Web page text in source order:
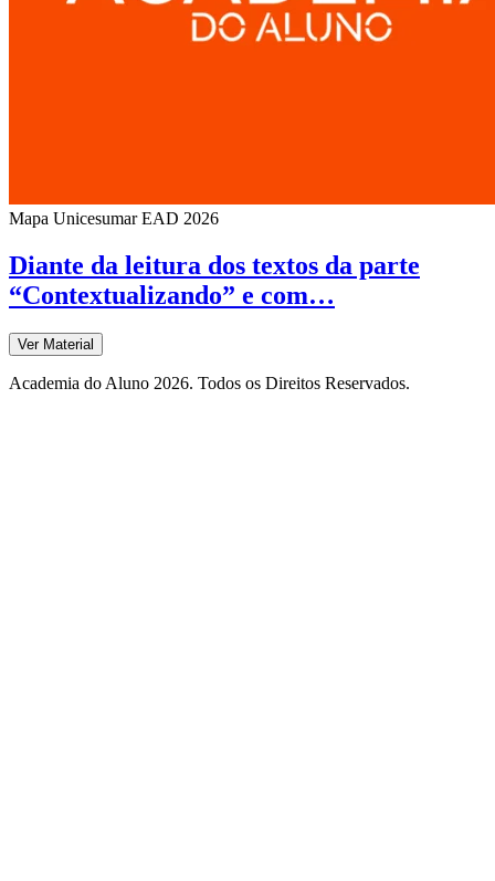
Mapa Unicesumar EAD 2026
Diante da leitura dos textos da parte
“Contextualizando” e com…
Ver Material
Academia do Aluno 2026. Todos os Direitos Reservados.